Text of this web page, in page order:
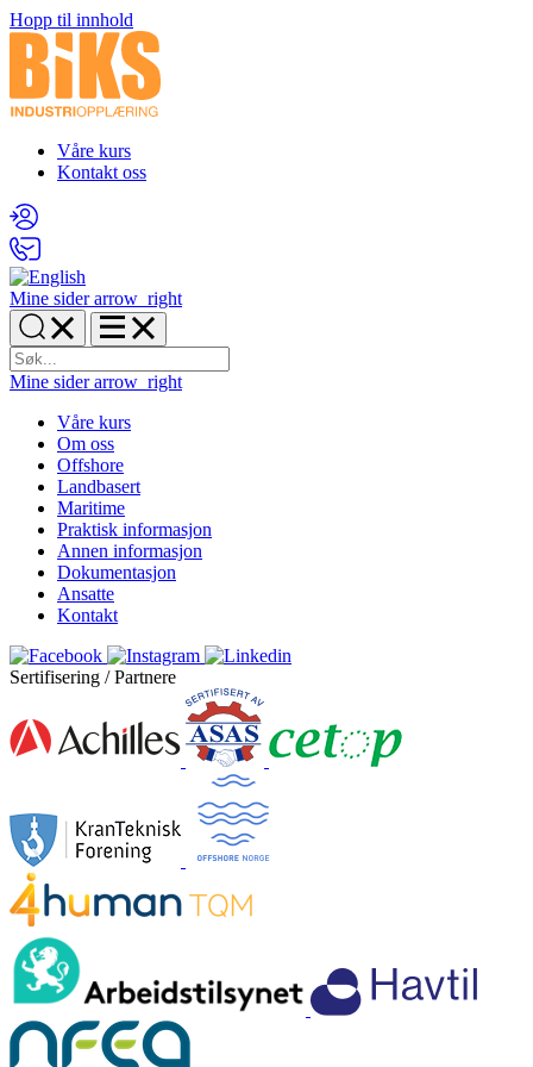
Hopp til innhold
Våre kurs
Kontakt oss
Mine sider arrow_right
Mine sider arrow_right
Våre kurs
Om oss
Offshore
Landbasert
Maritime
Praktisk informasjon
Annen informasjon
Dokumentasjon
Ansatte
Kontakt
Sertifisering / Partnere